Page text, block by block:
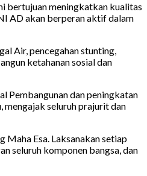
bertujuan meningkatkan kualitas
AD akan berperan aktif dalam
Air, pencegahan stunting,
ketahanan sosial dan
Pembangunan dan peningkatan
mengajak seluruh prajurit dan
Maha Esa. Laksanakan setiap
seluruh komponen bangsa, dan